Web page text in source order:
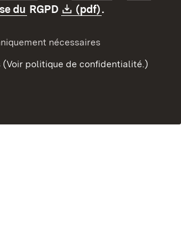
du (S’ouvre dans un nouvel
RGPD Download:
(pdf).
nécessaires
(Voir politique de confidentialité.)